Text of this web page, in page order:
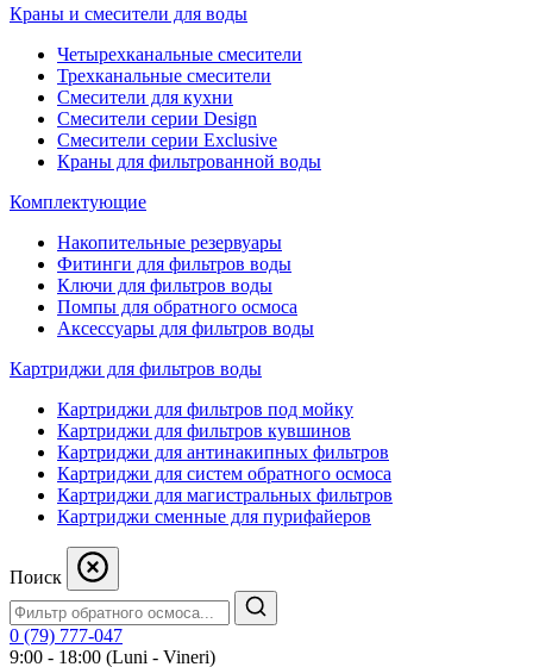
Краны и смесители для воды
Четырехканальные смесители
Трехканальные смесители
Смесители для кухни
Смесители серии Design
Смесители серии Exclusive
Краны для фильтрованной воды
Комплектующие
Накопительные резервуары
Фитинги для фильтров воды
Ключи для фильтров воды
Помпы для обратного осмоса
Аксессуары для фильтров воды
Картриджи для фильтров воды
Картриджи для фильтров под мойку
Картриджи для фильтров кувшинов
Картриджи для антинакипных фильтров
Картриджи для систем обратного осмоса
Картриджи для магистральных фильтров
Картриджи сменные для пурифайеров
Поиск
0 (79) 777-047
9:00 - 18:00 (Luni - Vineri)